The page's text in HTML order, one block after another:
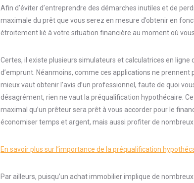
Afin d’éviter d’entreprendre des démarches inutiles et de
maximale du prêt que vous serez en mesure d’obtenir en
étroitement lié à votre situation financière au moment où
Certes, il existe plusieurs simulateurs et calculatrices en
d’emprunt. Néanmoins, comme ces applications ne
mieux vaut obtenir l’avis d’un professionnel, faute de quoi
désagrément, rien ne vaut la préqualification hypothécaire.
maximal qu’un prêteur sera prêt à vous accorder pour le
économiser temps et argent, mais aussi profiter de nombreux
En savoir plus sur l’importance de la préqualification
Par ailleurs, puisqu’un achat immobilier implique de